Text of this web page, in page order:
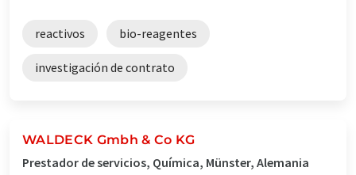
reactivos bio-reagentes
investigación de contrato
WALDECK Gmbh & Co KG
Prestador de servicios, Química, Münster, Alemania